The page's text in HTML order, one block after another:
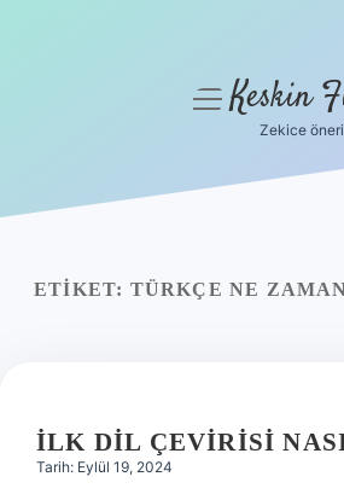
Yasal Uyarı
menüyüKeskin
Zekice
ETIKET: TÜRKÇE NE
İLK DIL ÇEVIRISI
Tarih: Eylül 19, 2024